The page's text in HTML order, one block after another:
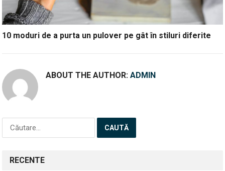
10 moduri de a purta un pulover pe gât în stiluri diferite
ABOUT THE AUTHOR:ADMIN
Caută
după:
RECENTE